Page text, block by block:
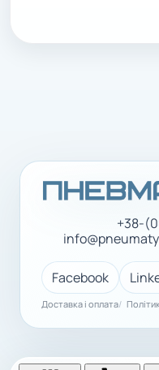
+38-
Facebook
Доставка і оплата